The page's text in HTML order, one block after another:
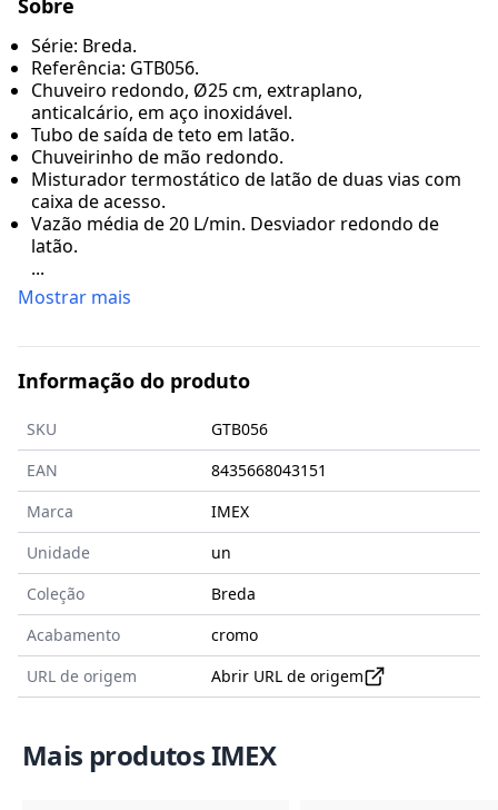
Sobre
Série: Breda.
Referência: GTB056.
Chuveiro redondo, Ø25 cm, extraplano,
anticalcário, em aço inoxidável.
Tubo de saída de teto em latão.
Chuveirinho de mão redondo.
Misturador termostático de latão de duas vias com
caixa de acesso.
Vazão média de 20 L/min. Desviador redondo de
latão.
...
Mostrar mais
Informação do produto
SKU
GTB056
EAN
8435668043151
Marca
IMEX
Unidade
un
Coleção
Breda
Acabamento
cromo
URL de origem
Abrir URL de origem
Mais produtos IMEX